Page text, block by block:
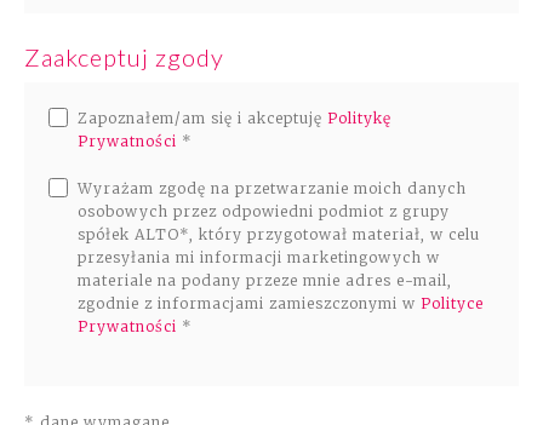
Dlaczego ALTO
Case studies
Baza wiedzy
ALTOstratus
Kontakt
Zaakceptuj zgody
Zapoznałem/am się i akceptuję Politykę
Prywatności *
Wyrażam zgodę na przetwarzanie moich danych
osobowych przez odpowiedni podmiot z grupy
spółek ALTO*, który przygotował materiał, w celu
przesyłania mi informacji marketingowych w
materiale na podany przeze mnie adres e-mail,
zgodnie z informacjami zamieszczonymi w Polityce
Prywatności *